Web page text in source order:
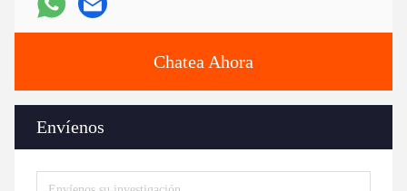
Chatea Ahora
Envíenos